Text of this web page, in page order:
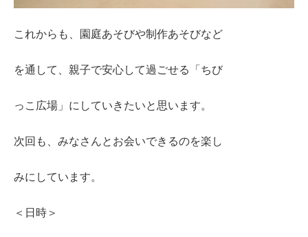
これからも、園庭あそびや制作あそびなど
を通して、親子で安心して過ごせる「ちび
っこ広場」にしていきたいと思います。
次回も、みなさんとお会いできるのを楽し
みにしています。
＜日時＞